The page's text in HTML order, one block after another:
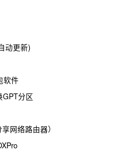
动更新)
软件
GPT分区
网络路由器）